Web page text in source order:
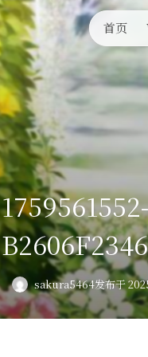
首页
1759561552-
sakura5464发布于